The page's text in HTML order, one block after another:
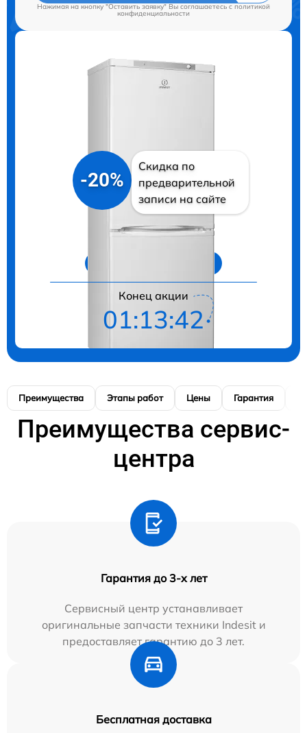
Нажимая на кнопку "Оставить заявку" Вы соглашаетесь cполитикой
конфиденциальности
-20%
Скидка по
предварительной
записи на сайте
Конец акции
01:13:41
Преимущества Этапы работ Цены Гарантия
Преимущества сервис-
центра
Гарантия до 3-х лет
Сервисный центр устанавливает
оригинальные запчасти техники Indesit и
предоставляет гарантию до 3 лет.
Бесплатная доставка